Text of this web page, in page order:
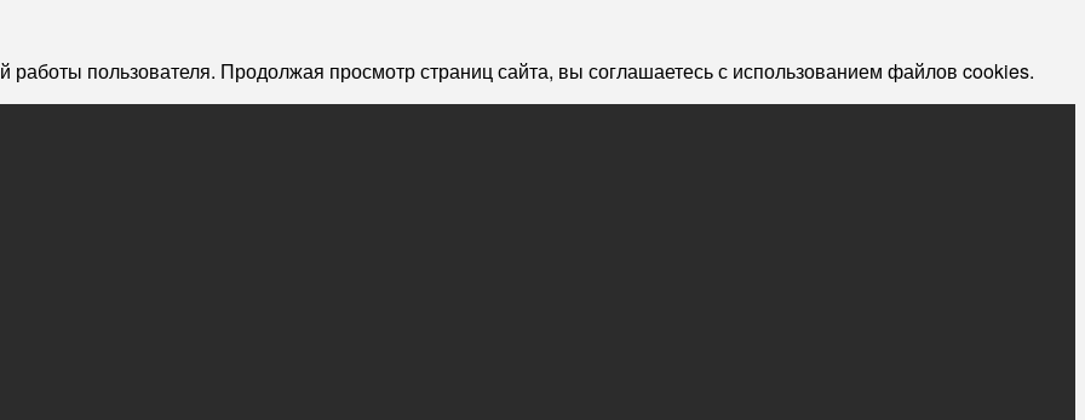
пользователя. Продолжая просмотр страниц сайта, вы соглашаетесь с использованием файлов cookies.